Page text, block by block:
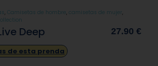
Camisetas de hombre camisetas de mujer
Deep 27.90€
de esta prenda